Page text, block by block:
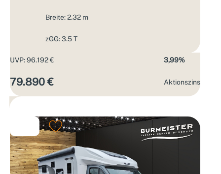
Breite: 2.32 m
zGG: 3.5 T
UVP: 96.192 €
79.890 €
3,99%
Aktions­zins